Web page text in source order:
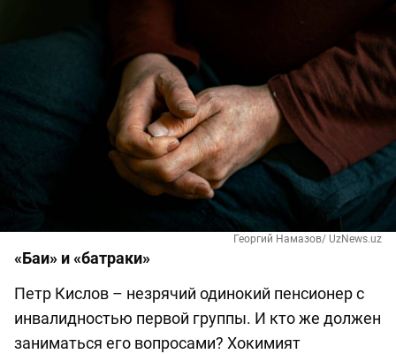
Георгий Намазов/ UzNews.uz
«Баи» и «батраки»
Петр Кислов – незрячий одинокий пенсионер с
инвалидностью первой группы. И кто же должен
заниматься его вопросами? Хокимият